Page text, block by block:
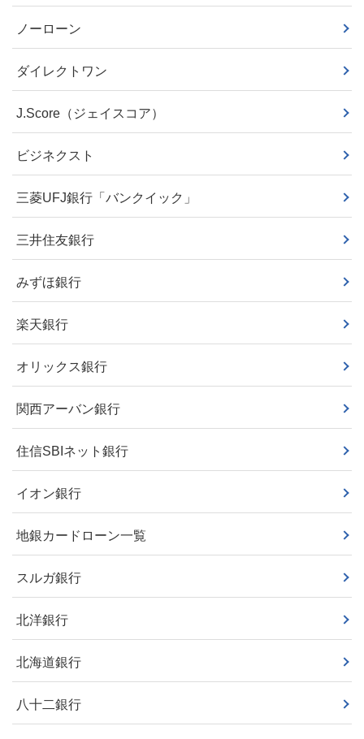
ノーローン
ダイレクトワン
J.Score（ジェイスコア）
ビジネクスト
三菱UFJ銀行「バンクイック」
三井住友銀行
みずほ銀行
楽天銀行
オリックス銀行
関西アーバン銀行
住信SBIネット銀行
イオン銀行
地銀カードローン一覧
スルガ銀行
北洋銀行
北海道銀行
八十二銀行